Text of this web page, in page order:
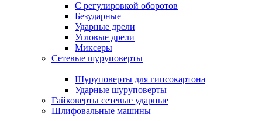
С регулировкой оборотов
Безударные
Ударные дрели
Угловые дрели
Миксеры
Сетевые шуруповерты
Шуруповерты для гипсокартона
Ударные шуруповерты
Гайковерты сетевые ударные
Шлифовальные машины